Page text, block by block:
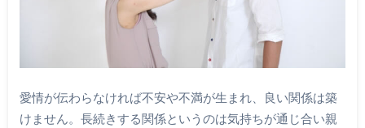
愛情が伝わらなければ不安や不満が生まれ、良い関係は築
けません。長続きする関係というのは気持ちが通じ合い親